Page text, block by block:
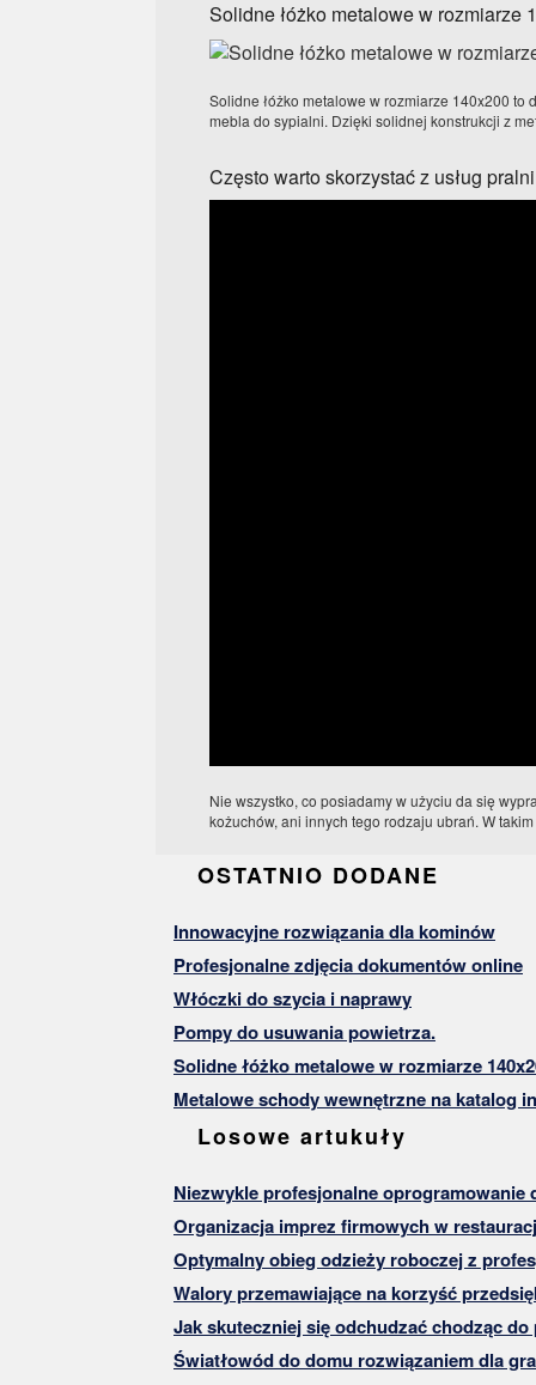
Solidne łóżko metalowe w rozmiarze
Solidne łóżko metalowe w rozmiarze 140x200 to
mebla do sypialni. Dzięki solidnej konstrukcji z
Często warto skorzystać z usług pralni
Nie wszystko, co posiadamy w użyciu da się
kożuchów, ani innych tego rodzaju ubrań. W
OSTATNIO DODANE
Innowacyjne rozwiązania dla kominów
Profesjonalne zdjęcia dokumentów online
Włóczki do szycia i naprawy
Pompy do usuwania powietrza.
Solidne łóżko metalowe w rozmiarze
Metalowe schody wewnętrzne na katalog
Losowe artukuły
Niezwykle profesjonalne oprogramowanie
Organizacja imprez firmowych w
Optymalny obieg odzieży roboczej z
Walory przemawiające na korzyść
Jak skuteczniej się odchudzać chodząc
Światłowód do domu rozwiązaniem dla